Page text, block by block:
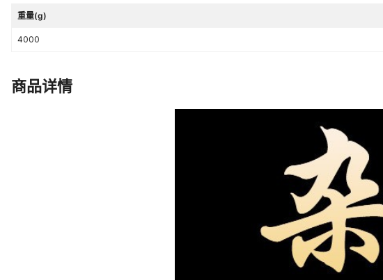
重量(g)
4000
商品详情